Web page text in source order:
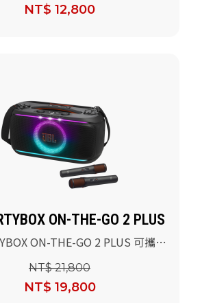
NT$ 12,800
ON-THE-GO 2 PLUS
ON-THE-GO 2 PLUS 可攜式
NT$ 21,800
NT$ 19,800